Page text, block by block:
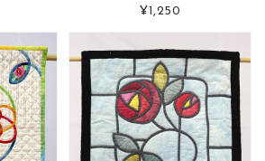
¥1,250